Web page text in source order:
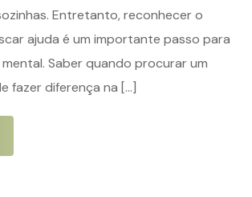
Entretanto, reconhecer o
ajuda é um importante passo para
Saber quando procurar um
fazer diferença na […]